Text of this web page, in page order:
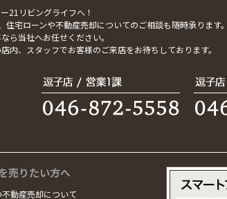
21リビングライフへ！
宅ローンや不動産売却についてのご相談も随時承ります。
ら当社へお任せください。
、スタッフでお客様のご来店をお待ちしております。
売りたい方へ
不動産売却について